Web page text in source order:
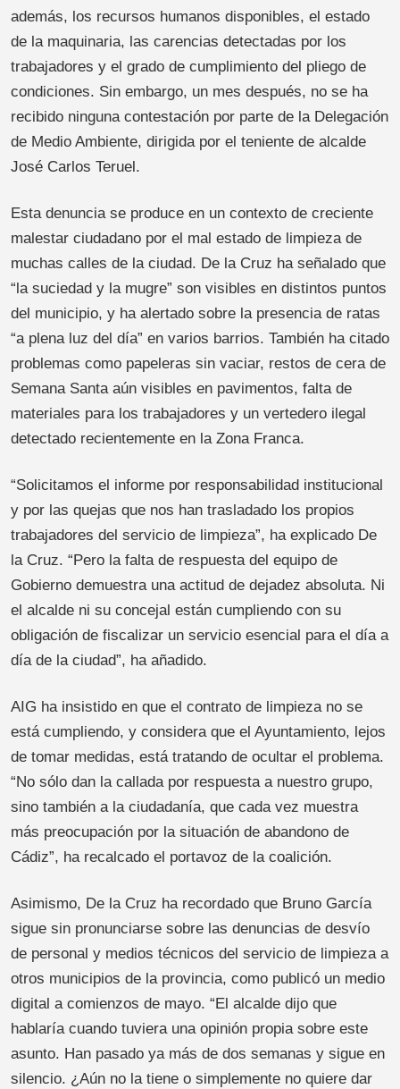
además, los recursos humanos disponibles, el estado
de la maquinaria, las carencias detectadas por los
trabajadores y el grado de cumplimiento del pliego de
condiciones. Sin embargo, un mes después, no se ha
recibido ninguna contestación por parte de la Delegación
de Medio Ambiente, dirigida por el teniente de alcalde
José Carlos Teruel.
Esta denuncia se produce en un contexto de creciente
malestar ciudadano por el mal estado de limpieza de
muchas calles de la ciudad. De la Cruz ha señalado que
“la suciedad y la mugre” son visibles en distintos puntos
del municipio, y ha alertado sobre la presencia de ratas
“a plena luz del día” en varios barrios. También ha citado
problemas como papeleras sin vaciar, restos de cera de
Semana Santa aún visibles en pavimentos, falta de
materiales para los trabajadores y un vertedero ilegal
detectado recientemente en la Zona Franca.
“Solicitamos el informe por responsabilidad institucional
y por las quejas que nos han trasladado los propios
trabajadores del servicio de limpieza”, ha explicado De
la Cruz. “Pero la falta de respuesta del equipo de
Gobierno demuestra una actitud de dejadez absoluta. Ni
el alcalde ni su concejal están cumpliendo con su
obligación de fiscalizar un servicio esencial para el día a
día de la ciudad”, ha añadido.
AIG ha insistido en que el contrato de limpieza no se
está cumpliendo, y considera que el Ayuntamiento, lejos
de tomar medidas, está tratando de ocultar el problema.
“No sólo dan la callada por respuesta a nuestro grupo,
sino también a la ciudadanía, que cada vez muestra
más preocupación por la situación de abandono de
Cádiz”, ha recalcado el portavoz de la coalición.
Asimismo, De la Cruz ha recordado que Bruno García
sigue sin pronunciarse sobre las denuncias de desvío
de personal y medios técnicos del servicio de limpieza a
otros municipios de la provincia, como publicó un medio
digital a comienzos de mayo. “El alcalde dijo que
hablaría cuando tuviera una opinión propia sobre este
asunto. Han pasado ya más de dos semanas y sigue en
silencio. ¿Aún no la tiene o simplemente no quiere dar